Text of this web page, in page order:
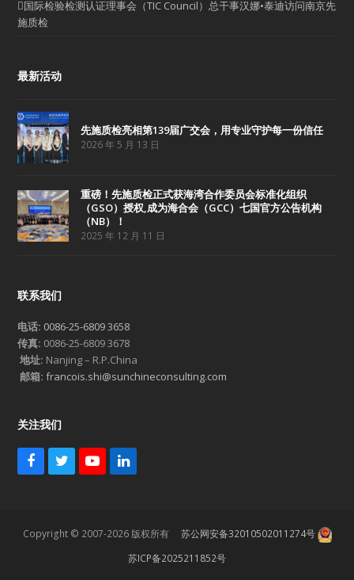
国际检验检测认证理事会（TIC Council）总干事汉娜•泰迪访问南京先
施质检
最新活动
先施质检亮相第139届广交会，用专业守护每一份信任
2026 年 5 月 13 日
重磅！先施质检正式获海湾合作委员会标准化组织
（GSO）授权,成为海合会（GCC）七国官方公告机构
（NB）！
2025 年 12 月 11 日
联系我们
电话: 0086-25-6809 3658
传真: 0086-25-6809 3678
地址: Nanjing – R.P.China
邮箱: francois.shi@sunchineconsulting.com
关注我们
F
o
T
e
Y
b
L
d
n
Copyright © 2007-2026 版权所有 苏公网安备32010502011274号
苏ICP备2025211852号